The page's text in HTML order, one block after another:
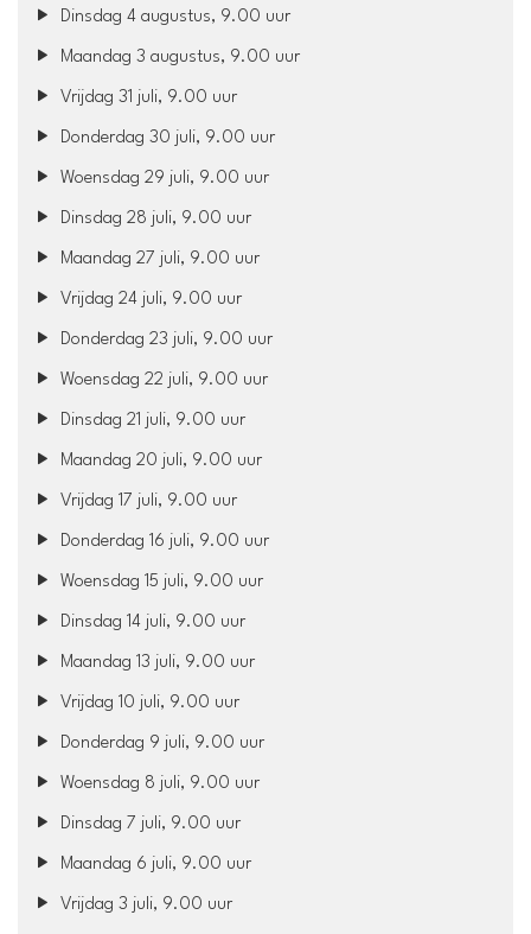
Dinsdag 4 augustus, 9.00 uur
Maandag 3 augustus, 9.00 uur
Vrijdag 31 juli, 9.00 uur
Donderdag 30 juli, 9.00 uur
Woensdag 29 juli, 9.00 uur
Dinsdag 28 juli, 9.00 uur
Maandag 27 juli, 9.00 uur
Vrijdag 24 juli, 9.00 uur
Donderdag 23 juli, 9.00 uur
Woensdag 22 juli, 9.00 uur
Dinsdag 21 juli, 9.00 uur
Maandag 20 juli, 9.00 uur
Vrijdag 17 juli, 9.00 uur
Donderdag 16 juli, 9.00 uur
Woensdag 15 juli, 9.00 uur
Dinsdag 14 juli, 9.00 uur
Maandag 13 juli, 9.00 uur
Vrijdag 10 juli, 9.00 uur
Donderdag 9 juli, 9.00 uur
Woensdag 8 juli, 9.00 uur
Dinsdag 7 juli, 9.00 uur
Maandag 6 juli, 9.00 uur
Vrijdag 3 juli, 9.00 uur